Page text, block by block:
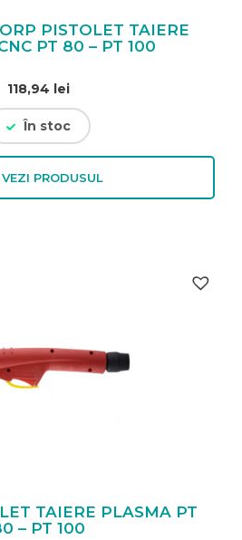
PISTOLET TAIERE
PT 80 – PT 100
118,94 lei
În stoc
VEZI PRODUSUL
TAIERE PLASMA PT
– PT 100